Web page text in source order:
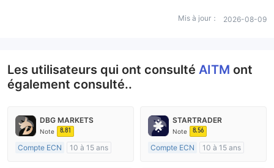
Mis à jour： 2026-08-09
Les utilisateurs qui ont consulté AITM ont
également consulté..
DBG MARKETS
Note 8.81
Compte ECN
10 à 15 ans
STARTRADER
Note 8.56
Compte ECN
10 à 15 ans